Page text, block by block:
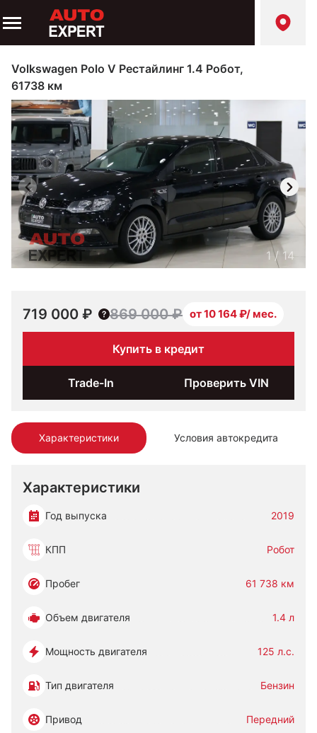
Volkswagen Polo V Рестайлинг 1.4 Робот,
61738 км
Характеристики Условия автокредита
Характеристики
Год выпуска 2019
КПП Робот
Пробег 61 738 км
Объем двигателя 1.4 л
Мощность двигателя 125 л.с.
Тип двигателя Бензин
Привод Передний
1 / 14
719 000 ₽ 869 000 ₽ от 10 164 ₽/ мес.
Купить в кредит
Trade-In Проверить VIN